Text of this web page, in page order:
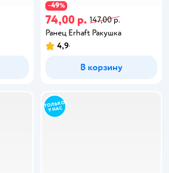
−49%
74,00 р. 147,00 р.
Ранец Erhaft Ракушка
4,9
В корзину